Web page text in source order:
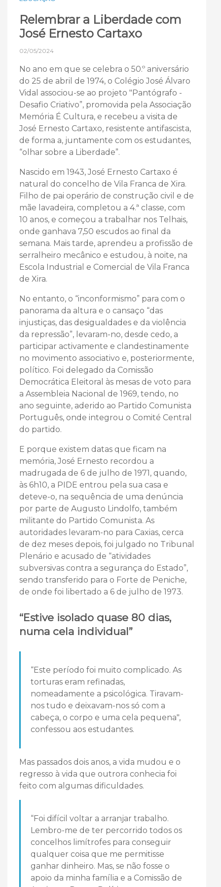
Relembrar a Liberdade com
José Ernesto Cartaxo
02/05/2024
No ano em que se celebra o 50.º aniversário
do 25 de abril de 1974, o Colégio José Álvaro
Vidal associou-se ao projeto "Pantógrafo -
Desafio Criativo”, promovida pela Associação
Memória É Cultura, e recebeu a visita de
José Ernesto Cartaxo, resistente antifascista,
de forma a, juntamente com os estudantes,
“olhar sobre a Liberdade”.
Nascido em 1943, José Ernesto Cartaxo é
natural do concelho de Vila Franca de Xira.
Filho de pai operário de construção civil e de
mãe lavadeira, completou a 4.ª classe, com
10 anos, e começou a trabalhar nos Telhais,
onde ganhava 7,50 escudos ao final da
semana. Mais tarde, aprendeu a profissão de
serralheiro mecânico e estudou, à noite, na
Escola Industrial e Comercial de Vila Franca
de Xira.
No entanto, o “inconformismo” para com o
panorama da altura e o cansaço “das
injustiças, das desigualdades e da violência
da repressão”, levaram-no, desde cedo, a
participar activamente e clandestinamente
no movimento associativo e, posteriormente,
político. Foi delegado da Comissão
Democrática Eleitoral às mesas de voto para
a Assembleia Nacional de 1969, tendo, no
ano seguinte, aderido ao Partido Comunista
Português, onde integrou o Comité Central
do partido.
E porque existem datas que ficam na
memória, José Ernesto recordou a
madrugada de 6 de julho de 1971, quando,
às 6h10, a PIDE entrou pela sua casa e
deteve-o, na sequência de uma denúncia
por parte de Augusto Lindolfo, também
militante do Partido Comunista. As
autoridades levaram-no para Caxias, cerca
de dez meses depois, foi julgado no Tribunal
Plenário e acusado de “atividades
subversivas contra a segurança do Estado”,
sendo transferido para o Forte de Peniche,
de onde foi libertado a 6 de julho de 1973.
“Estive isolado quase 80 dias,
numa cela individual”
“Este período foi muito complicado. As
torturas eram refinadas,
nomeadamente a psicológica. Tiravam-
nos tudo e deixavam-nos só com a
cabeça, o corpo e uma cela pequena",
confessou aos estudantes.
Mas passados dois anos, a vida mudou e o
regresso à vida que outrora conhecia foi
feito com algumas dificuldades.
“Foi difícil voltar a arranjar trabalho.
Lembro-me de ter percorrido todos os
concelhos limítrofes para conseguir
qualquer coisa que me permitisse
ganhar dinheiro. Mas, se não fosse o
apoio da minha família e a Comissão de